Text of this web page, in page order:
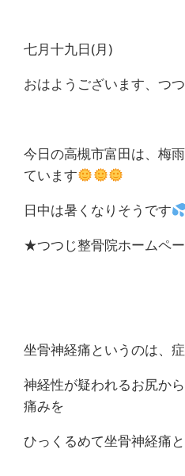
肩
こ
腰
痛
坐
経
痛
は
つ
七月十九日(月)
おはようございます、つ
今日の高槻市富田は、梅
ています
日中は暑くなりそうです
★つつじ整骨院ホームペ
坐骨神経痛というのは、症
神経性が疑われるお尻か
痛みを
ひっくるめて坐骨神経痛